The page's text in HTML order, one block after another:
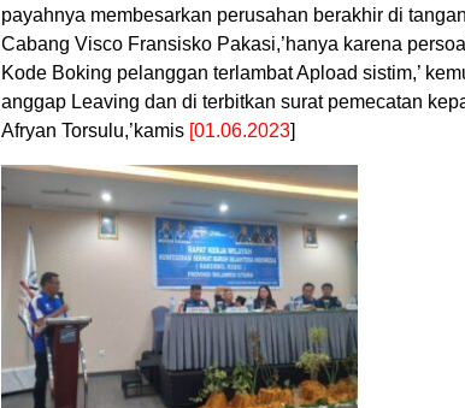
payahnya membesarkan perusahan berakhir di
Cabang Visco Fransisko Pakasi,’hanya karena
Kode Boking pelanggan terlambat Apload sistim,’
anggap Leaving dan di terbitkan surat pemecatan
Afryan Torsulu,’kamis [01.06.2023]